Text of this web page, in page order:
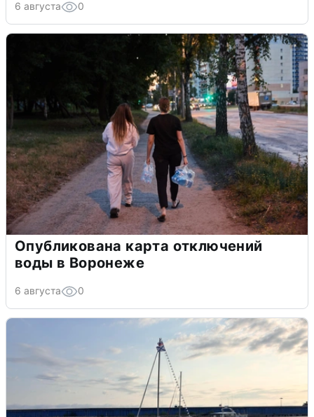
6 августа 0
Опубликована карта отключений
воды в Воронеже
6 августа 0